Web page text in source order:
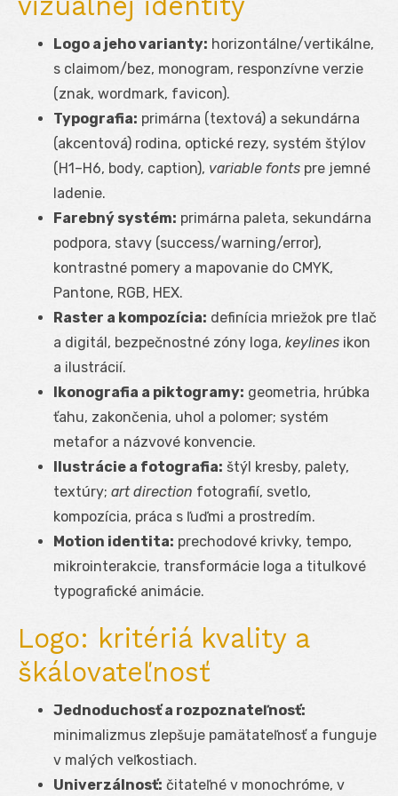
Logo a jeho varianty: horizontálne/vertikálne,
s claimom/bez, monogram, responzívne verzie
(znak, wordmark, favicon).
Typografia: primárna (textová) a sekundárna
(akcentová) rodina, optické rezy, systém štýlov
(H1–H6, body, caption), variable fonts pre jemné
ladenie.
Farebný systém: primárna paleta, sekundárna
podpora, stavy (success/warning/error),
kontrastné pomery a mapovanie do CMYK,
Pantone, RGB, HEX.
Raster a kompozícia: definícia mriežok pre tlač
a digitál, bezpečnostné zóny loga, keylines ikon
a ilustrácií.
Ikonografia a piktogramy: geometria, hrúbka
ťahu, zakončenia, uhol a polomer; systém
metafor a názvové konvencie.
Ilustrácie a fotografia: štýl kresby, palety,
textúry; art direction fotografií, svetlo,
kompozícia, práca s ľuďmi a prostredím.
Motion identita: prechodové krivky, tempo,
mikrointerakcie, transformácie loga a titulkové
typografické animácie.
Logo: kritériá kvality a
škálovateľnosť
Jednoduchosť a rozpoznateľnosť:
minimalizmus zlepšuje pamätateľnosť a funguje
v malých veľkostiach.
Univerzálnosť: čitateľné v monochróme, v